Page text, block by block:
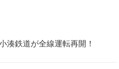
湊鉄道が全線運転再開！